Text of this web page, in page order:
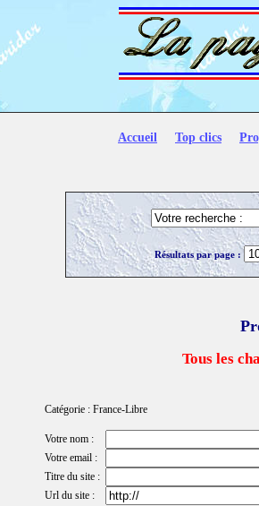
Accueil Top clics
Résultats par page :
Tous les
Catégorie : France-Libre
Votre nom :
Votre email :
Titre du site :
Url du site :